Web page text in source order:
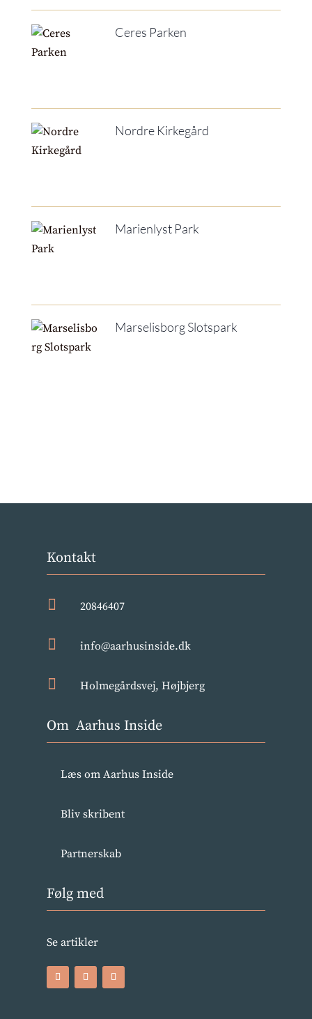
Ceres Parken
Nordre Kirkegård
Marienlyst Park
Marselisborg Slotspark
Kontakt
 20846407
 info@aarhusinside.dk
 Holmegårdsvej, Højbjerg
Om Aarhus Inside
Læs om Aarhus Inside
Bliv skribent
Partnerskab
Følg med
Se artikler